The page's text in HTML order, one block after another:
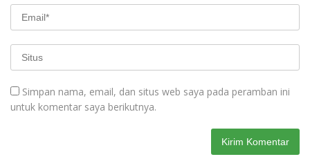
Simpan nama, email, dan situs web saya pada peramban ini
untuk komentar saya berikutnya.